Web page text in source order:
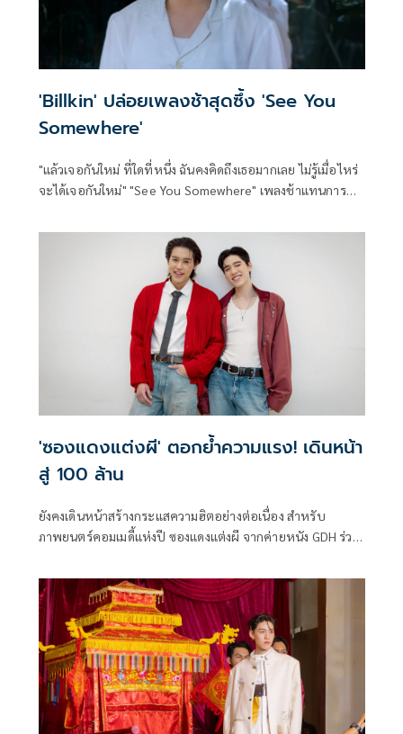
'Billkin' ปล่อยเพลงช้าสุดซึ้ง 'See You
Somewhere'
"แล้วเจอกันใหม่ ที่ใดที่หนึ่ง ฉันคงคิดถึงเธอมากเลย ไม่รู้เมื่อไหร่
จะได้เจอกันใหม่" "See You Somewhere" เพลงช้าแทนการ
กับการถ่ายทอดความรู้สึกของเม่น รับบทโดย “บิวกิ้น พุฒิพงศ์”
ที่มีต่อตี่ตี๋ รับบทโดย “พีพี กฤษฏ์” และทุกความสัมพันธ์ที่ถึงวัน
'ซองแดงแต่งผี' ตอกย้ำความแรง! เดินหน้า
สู่ 100 ล้าน
ยังคงเดินหน้าสร้างกระแสความฮิตอย่างต่อเนื่อง สำหรับ
ภาพยนตร์คอมเมดี้แห่งปี ซองแดงแต่งผี จากค่ายหนัง GDH ร่วม
ล่าสุดจัดงาน ซองแดงแต่งผี ขอบคุณคนดู ขอมุ่งสู่ 100 ล้าน ขึ้น
ณ ชั้น 1 ลานโปรโมชั่นบี เซ็นทรัลลาดพร้าว เพื่อขอบคุณทุก
กระแสตอบรับจากผู้ชม พร้อมเฉลิมฉลองรายได้ของภาพยนตร์
ที่กำลังพุ่งทะยานสู่ 100 ล้านบาท